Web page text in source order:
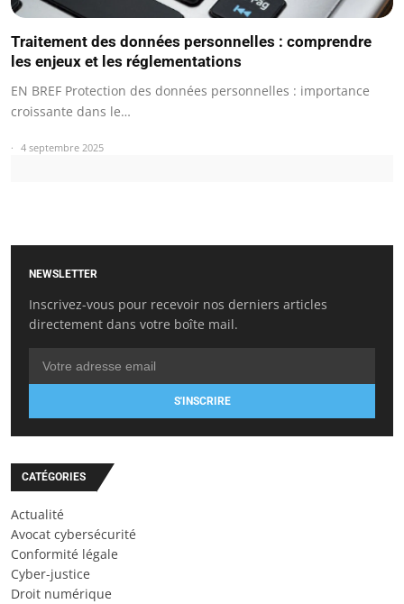
Traitement des données personnelles : comprendre
les enjeux et les réglementations
EN BREF Protection des données personnelles : importance
croissante dans le…
4 septembre 2025
NEWSLETTER
Inscrivez-vous pour recevoir nos derniers articles
directement dans votre boîte mail.
S'INSCRIRE
CATÉGORIES
Actualité
Avocat cybersécurité
Conformité légale
Cyber-justice
Droit numérique